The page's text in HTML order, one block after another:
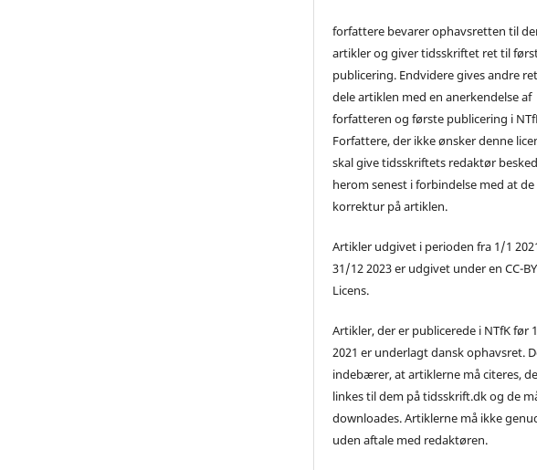
forfattere bevarer ophavsretten til
artikler og giver tidsskriftet ret til
publicering. Endvidere gives andre
dele artiklen med en anerkendelse af
forfatteren og første publicering i
Forfattere, der ikke ønsker denne
skal give tidsskriftets redaktør besked
herom senest i forbindelse med at
korrektur på artiklen.
Artikler udgivet i perioden fra 1/1
31/12 2023 er udgivet under en CC-
Licens.
Artikler, der er publicerede i NTfK før
2021 er underlagt dansk ophavsret.
indebærer, at artiklerne må citeres,
linkes til dem på tidsskrift.dk og de
downloades. Artiklerne må ikke
uden aftale med redaktøren.